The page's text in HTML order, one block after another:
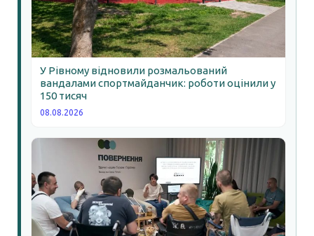
У Рівному відновили розмальований
вандалами спортмайданчик: роботи оцінили у
150 тисяч
08.08.2026